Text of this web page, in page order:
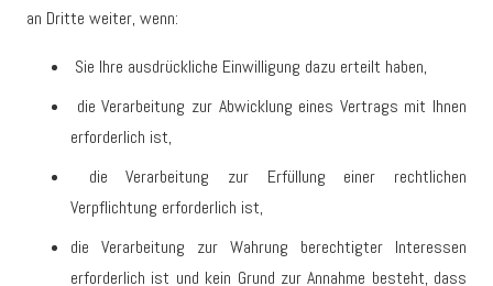
an Dritte weiter, wenn:
Sie Ihre ausdrückliche Einwilligung dazu erteilt haben,
die Verarbeitung zur Abwicklung eines Vertrags mit Ihnen
erforderlich ist,
die Verarbeitung zur Erfüllung einer rechtlichen
Verpflichtung erforderlich ist,
die Verarbeitung zur Wahrung berechtigter Interessen
erforderlich ist und kein Grund zur Annahme besteht, dass